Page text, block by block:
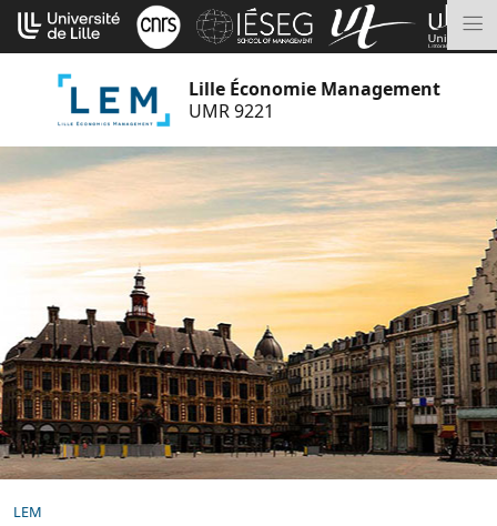
Aller
au
contenu
Lille Économie Management
UMR 9221
LEM
Cookies management panel